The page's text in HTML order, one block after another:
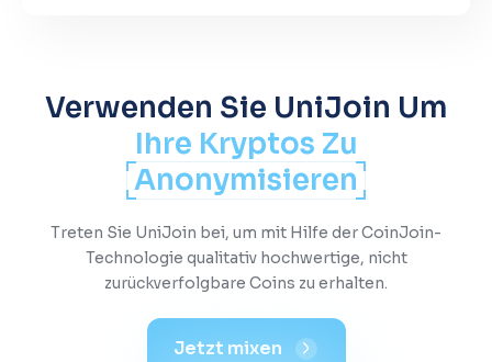
Verwenden Sie UniJoin Um
Ihre Kryptos Zu
Anonymisieren
Treten Sie UniJoin bei, um mit Hilfe der CoinJoin-
Technologie qualitativ hochwertige, nicht
zurückverfolgbare Coins zu erhalten.
Jetzt mixen